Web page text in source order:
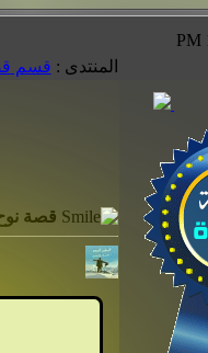
المنتدى : قسم قصص الأنبياء
قصة